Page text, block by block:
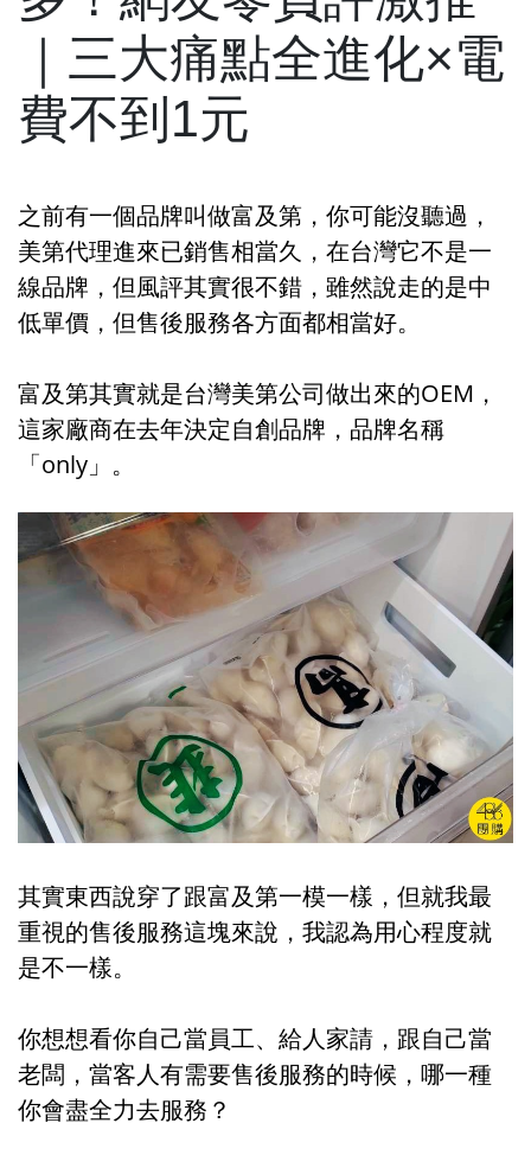
｜三大痛點全進化×電
費不到1元
之前有一個品牌叫做富及第，你可能沒聽過，
美第代理進來已銷售相當久，在台灣它不是一
線品牌，但風評其實很不錯，雖然說走的是中
低單價，但售後服務各方面都相當好。
富及第其實就是台灣美第公司做出來的OEM，
這家廠商在去年決定自創品牌，品牌名稱
「only」。
其實東西說穿了跟富及第一模一樣，但就我最
重視的售後服務這塊來說，我認為用心程度就
是不一樣。
你想想看你自己當員工、給人家請，跟自己當
老闆，當客人有需要售後服務的時候，哪一種
你會盡全力去服務？